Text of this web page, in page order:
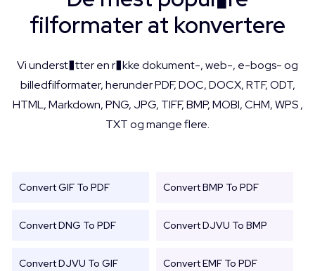
filformater at konvertere
Vi underst�tter en r�kke dokument-, web-, e-bogs- og
billedfilformater, herunder PDF, DOC, DOCX, RTF, ODT,
HTML, Markdown, PNG, JPG, TIFF, BMP, MOBI, CHM, WPS ,
TXT og mange flere.
Convert GIF To PDF Convert BMP To PDF
Convert DNG To PDF Convert DJVU To BMP
Convert DJVU To GIF Convert EMF To PDF